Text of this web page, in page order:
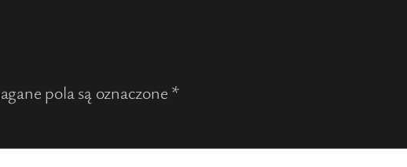
pola są oznaczone *